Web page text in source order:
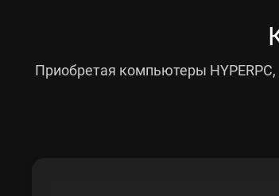
Приобретая компьютеры